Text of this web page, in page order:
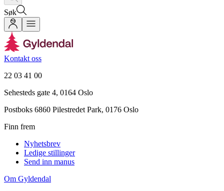
Søk
Kontakt oss
22 03 41 00
Sehesteds gate 4, 0164 Oslo
Postboks 6860 Pilestredet Park, 0176 Oslo
Finn frem
Nyhetsbrev
Ledige stillinger
Send inn manus
Om Gyldendal